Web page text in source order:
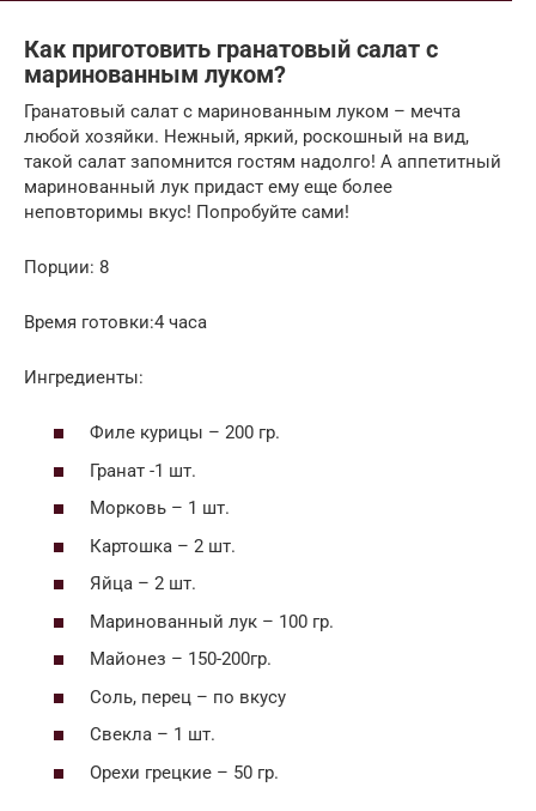
Как приготовить гранатовый салат с
маринованным луком?
Гранатовый салат с маринованным луком – мечта
любой хозяйки. Нежный, яркий, роскошный на вид,
такой салат запомнится гостям надолго! А аппетитный
маринованный лук придаст ему еще более
неповторимы вкус! Попробуйте сами!
Порции: 8
Время готовки:4 часа
Ингредиенты:
Филе курицы – 200 гр.
Гранат -1 шт.
Морковь – 1 шт.
Картошка – 2 шт.
Яйца – 2 шт.
Маринованный лук – 100 гр.
Майонез – 150-200гр.
Соль, перец – по вкусу
Свекла – 1 шт.
Орехи грецкие – 50 гр.